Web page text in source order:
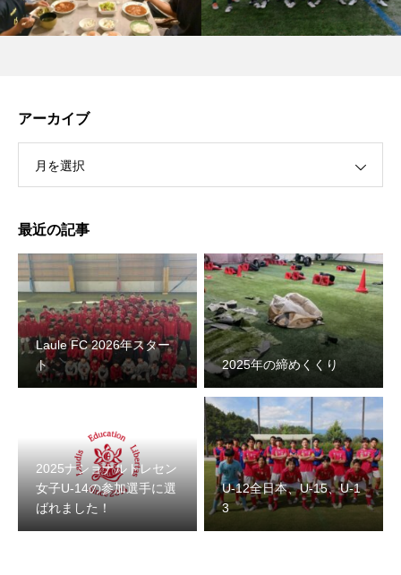
アーカイブ
月を選択
最近の記事
Laule FC 2026年スター
ト
2025年の締めくくり
2025ナショナルトレセン
女子U-14の参加選手に選
ばれました！
U-12全日本、U-15、U-1
3